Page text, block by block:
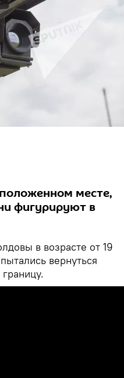
месте,
фигурируют в
в возрасте от 19
вернуться